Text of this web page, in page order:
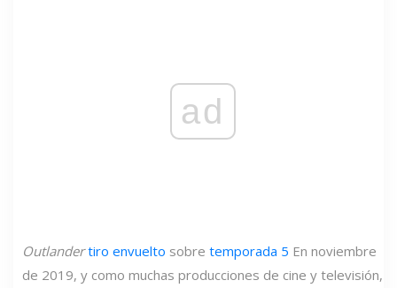
ad
Outlander tiro envuelto sobre temporada 5 En noviembre
de 2019, y como muchas producciones de cine y televisión,